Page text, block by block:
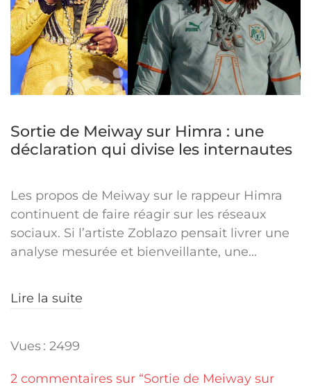
Sortie de Meiway sur Himra : une
déclaration qui divise les internautes
Les propos de Meiway sur le rappeur Himra
continuent de faire réagir sur les réseaux
sociaux. Si l’artiste Zoblazo pensait livrer une
analyse mesurée et bienveillante, une...
Lire la suite
Vues : 2499
2 commentaires sur “Sortie de Meiway sur